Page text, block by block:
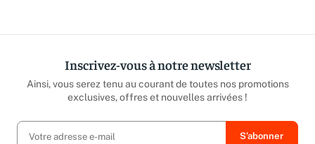
Inscrivez-vous à notre newsletter
Ainsi, vous serez tenu au courant de toutes nos promotions
exclusives, offres et nouvelles arrivées !